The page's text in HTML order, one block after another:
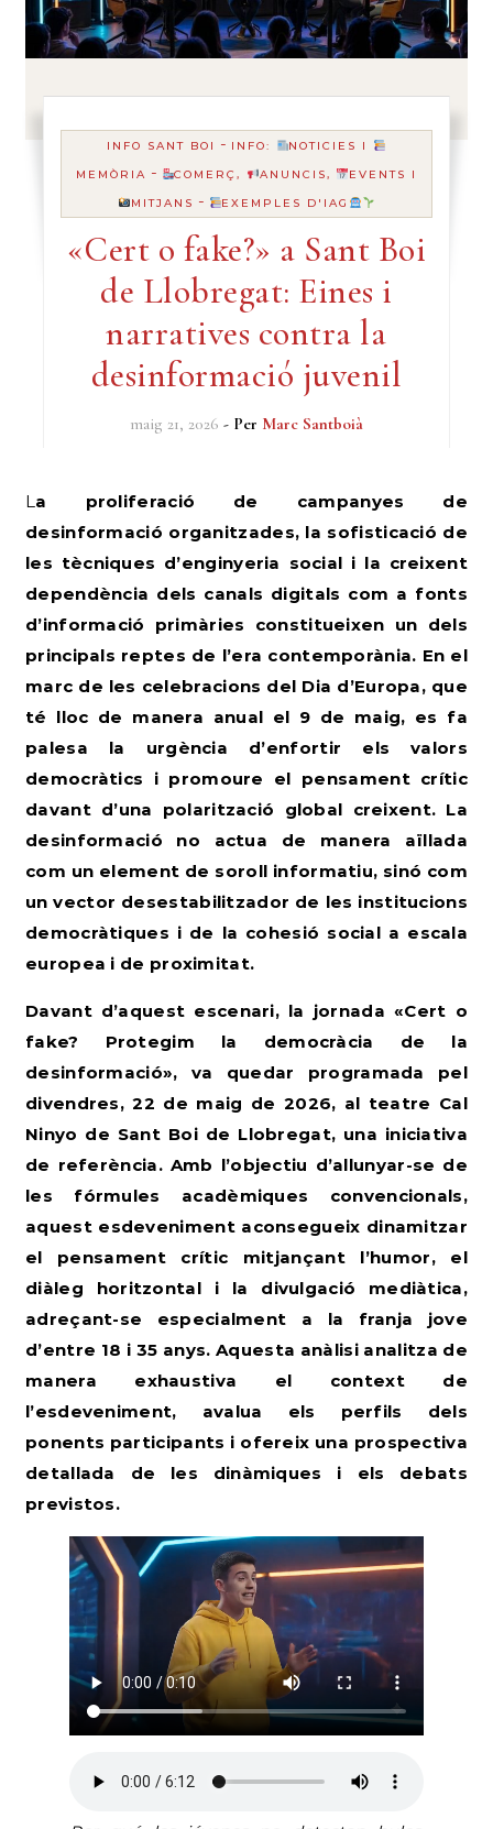
INFO SANT BOI - INFO:
NOTICIES I
MEMÒRIA - COMERÇ, ANUNCIS,
EVENTS I
MITJANS - EXEMPLES D'IAG
«Cert o fake?» a Sant Boi
de Llobregat: Eines i
narratives contra la
desinformació juvenil
maig 21, 2026 - Per Marc Santboià
La proliferació de campanyes de
desinformació organitzades, la sofisticació de
les tècniques d’enginyeria social i la creixent
dependència dels canals digitals com a fonts
d’informació primàries constitueixen un dels
principals reptes de l’era contemporània. En el
marc de les celebracions del Dia d’Europa, que
té lloc de manera anual el 9 de maig, es fa
palesa la urgència d’enfortir els valors
democràtics i promoure el pensament crític
davant d’una polarització global creixent. La
desinformació no actua de manera aïllada
com un element de soroll informatiu, sinó com
un vector desestabilitzador de les institucions
democràtiques i de la cohesió social a escala
europea i de proximitat.
Davant d’aquest escenari, la jornada «Cert o
fake? Protegim la democràcia de la
desinformació», va quedar programada pel
divendres, 22 de maig de 2026, al teatre Cal
Ninyo de Sant Boi de Llobregat, una iniciativa
de referència. Amb l’objectiu d’allunyar-se de
les fórmules acadèmiques convencionals,
aquest esdeveniment aconsegueix dinamitzar
el pensament crític mitjançant l’humor, el
diàleg horitzontal i la divulgació mediàtica,
adreçant-se especialment a la franja jove
d’entre 18 i 35 anys. Aquesta anàlisi analitza de
manera exhaustiva el context de
l’esdeveniment, avalua els perfils dels
ponents participants i ofereix una prospectiva
detallada de les dinàmiques i els debats
previstos.